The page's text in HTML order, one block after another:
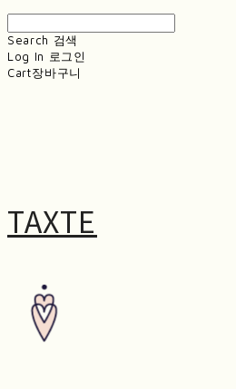
Search 검색
Log In 로그인
Cart장바구니
TAXTE